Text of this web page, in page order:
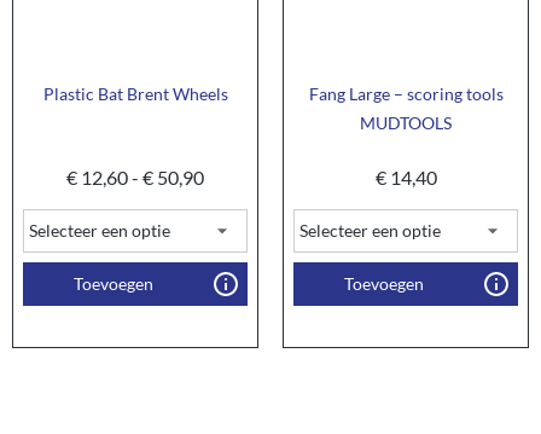
Plastic Bat Brent Wheels
€ 12,60- € 50,90
Toevoegen
Fang Large – scoring tools
MUDTOOLS
€14,40
Toevoegen